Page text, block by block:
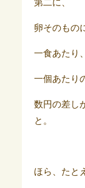
第二に、
卵そのもの
一食あたり、
一個あたり
数円の差し
と。
ほら、たと